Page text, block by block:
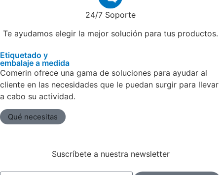
24/7 Soporte
Te ayudamos elegir la mejor solución para tus productos.
Etiquetado y
embalaje a medida
Comerin ofrece una gama de soluciones para ayudar al
cliente en las necesidades que le puedan surgir para llevar
a cabo su actividad.
Qué necesitas
Suscríbete a nuestra newsletter